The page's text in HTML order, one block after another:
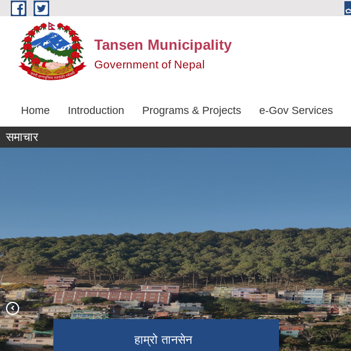
Skip to main content
Tansen Municipality
Government of Nepal
Home Introduction Programs & Projects e-Gov Services
समाचार
हाम्रो तानसेन
तानसेन
रानीमहल
तानसेन नगर कार्यपालिका कार्यालय
शितल पाटि , तानसेन
अर्गली दरबार ,ता.न.पा -१४
अमरनारायण मन्दिर, ता.न.पा -२
Night view - Tansen
भगवती मन्दिर